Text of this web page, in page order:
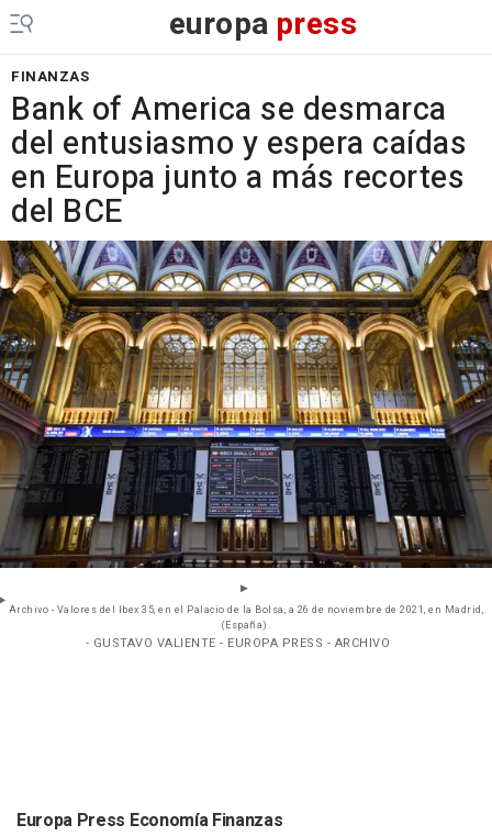
europa press
FINANZAS
Bank of America se desmarca
del entusiasmo y espera caídas
en Europa junto a más recortes
del BCE
Archivo - Valores del Ibex 35, en el Palacio de la Bolsa, a 26 de noviembre de 2021, en Madrid,
(España).
- GUSTAVO VALIENTE - EUROPA PRESS - ARCHIVO
Europa Press Economía Finanzas